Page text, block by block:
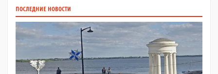
ПОСЛЕДНИЕ НОВОСТИ